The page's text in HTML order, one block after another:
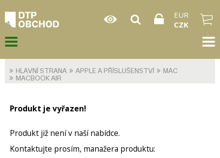
EUR
CZK
HLAVNÍ STRANA APPLE A PŘÍSLUŠENSTVÍ
MAC
MACBOOK AIR
Produkt je vyřazen!
Produkt již není v naší nabídce.
Kontaktujte prosím, manažera produktu: